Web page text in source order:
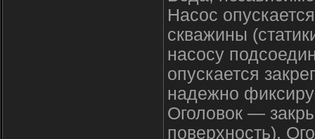
Насос
скважины
насосу
опускается
надежно
Оголовок —
поверхность).